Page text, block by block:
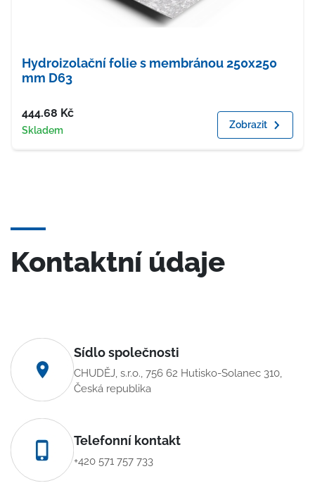
Hydroizolační folie s membránou 250x250
mm D63
Cena
444.68 Kč
Dostupnost
Skladem Zobrazit
Kontaktní údaje
Sídlo společnosti
CHUDĚJ, s.r.o., 756 62 Hutisko-Solanec 310,
Česká republika
Telefonní kontakt
+420 571 757 733